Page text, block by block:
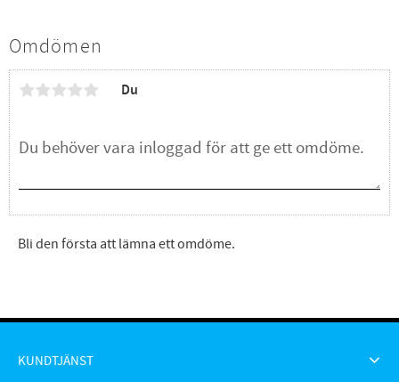
Omdömen
Du
Bli den första att lämna ett omdöme.
KUNDTJÄNST